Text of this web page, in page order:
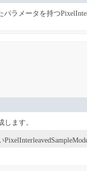
パラメータを持つ
します。